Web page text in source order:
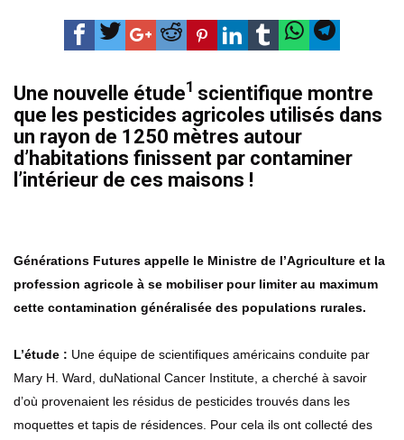
Une nouvelle étude1 scientifique montre
que les pesticides agricoles utilisés dans
un rayon de 1250 mètres autour
d’habitations finissent par contaminer
l’intérieur de ces maisons !
Générations Futures appelle le Ministre de l’Agriculture et la
profession agricole à se mobiliser pour limiter au maximum
cette contamination généralisée des populations rurales.
L’étude : Une équipe de scientifiques américains conduite par
Mary H. Ward, duNational Cancer Institute, a cherché à savoir
d’où provenaient les résidus de pesticides trouvés dans les
moquettes et tapis de résidences. Pour cela ils ont collecté des